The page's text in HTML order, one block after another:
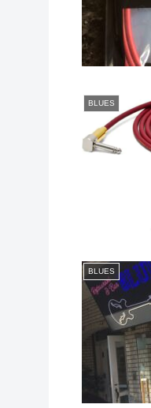
BLUES
BLUES